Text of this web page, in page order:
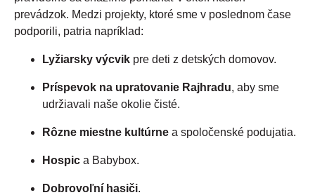
prevádzok. Medzi projekty, ktoré sme v poslednom čase
podporili, patria napríklad:
Lyžiarsky výcvik pre deti z detských domovov.
Príspevok na upratovanie Rajhradu, aby sme
udržiavali naše okolie čisté.
Rôzne miestne kultúrne a spoločenské podujatia.
Hospic a Babybox.
Dobrovoľní hasiči.